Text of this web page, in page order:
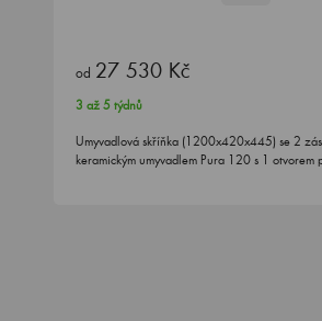
od 27 530 Kč
3 až 5 týdnů
Umyvadlová skříňka (1200x420x445) se 2
keramickým umyvadlem Pura 120 s 1 otvorem